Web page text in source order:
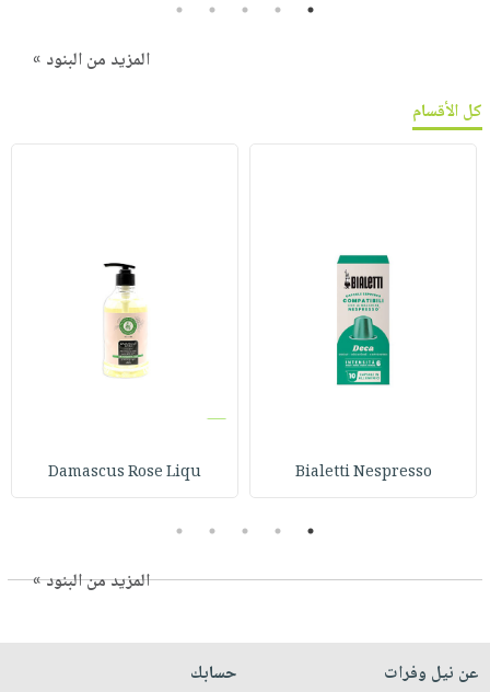
1
2
3
4
5
المزيد من البنود »
كل الأقسام
Bialetti Nespresso
Damascus Rose Liqu
1
2
3
4
5
المزيد من البنود »
عن نيل وفرات
حسابك